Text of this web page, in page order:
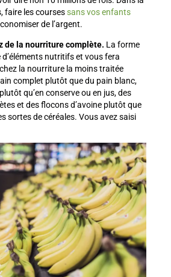
faire les coursessans vos enfants
de l’argent.
de la nourriture complète. La forme
nutritifs et vous fera
la nourriture la moins traitée
complet plutôt que du pain blanc,
qu’en conserve ou en jus, des
et des flocons d’avoine plutôt que
sortes de céréales. Vous avez saisi